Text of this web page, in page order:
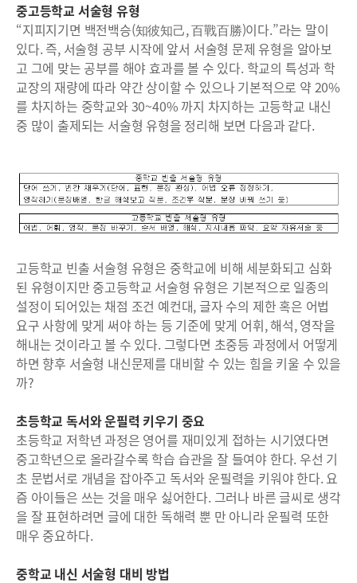
중고등학교 서술형 유형
“지피지기면 백전백승(知彼知己, 百戰百勝)이다.”라는 말이
있다. 즉, 서술형 공부 시작에 앞서 서술형 문제 유형을 알아보
고 그에 맞는 공부를 해야 효과를 볼 수 있다. 학교의 특성과 학
교장의 재량에 따라 약간 상이할 수 있으나 기본적으로 약 20%
를 차지하는 중학교와 30~40% 까지 차지하는 고등학교 내신
중 많이 출제되는 서술형 유형을 정리해 보면 다음과 같다.
고등학교 빈출 서술형 유형은 중학교에 비해 세분화되고 심화
된 유형이지만 중고등학교 서술형 유형은 기본적으로 일종의
설정이 되어있는 채점 조건 예컨대, 글자 수의 제한 혹은 어법
요구 사항에 맞게 써야 하는 등 기준에 맞게 어휘, 해석, 영작을
해내는 것이라고 볼 수 있다. 그렇다면 초중등 과정에서 어떻게
하면 향후 서술형 내신문제를 대비할 수 있는 힘을 키울 수 있을
까?
초등학교 독서와 운필력 키우기 중요
초등학교 저학년 과정은 영어를 재미있게 접하는 시기였다면
중고학년으로 올라갈수록 학습 습관을 잘 들여야 한다. 우선 기
초 문법서로 개념을 잡아주고 독서와 운필력을 키워야 한다. 요
즘 아이들은 쓰는 것을 매우 싫어한다. 그러나 바른 글씨로 생각
을 잘 표현하려면 글에 대한 독해력 뿐 만 아니라 운필력 또한
매우 중요하다.
중학교 내신 서술형 대비 방법